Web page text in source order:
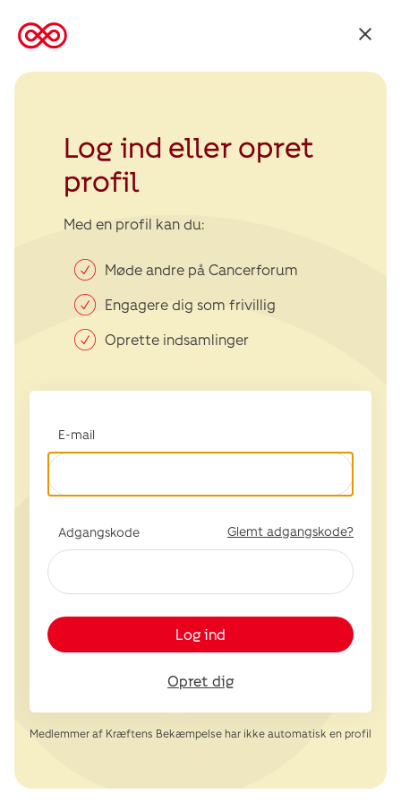
Tilbage
Kræftens
Log ind eller opret
profil
Med en profil kan du:
Møde andre på Cancerforum
Engagere dig som frivillig
Oprette indsamlinger
E-mail
Adgangskode Glemt adgangskode?
Log ind
Opret dig
Medlemmer af Kræftens Bekæmpelse har ikke automatisk en profil